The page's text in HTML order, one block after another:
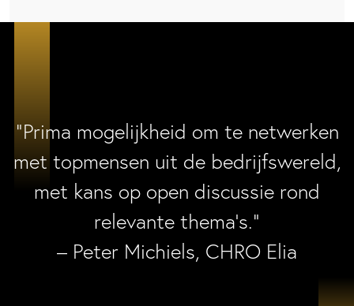
“Prima mogelijkheid om te netwerken
met topmensen uit de bedrijfswereld,
met kans op open discussie rond
relevante thema’s.”
– Peter Michiels, CHRO Elia